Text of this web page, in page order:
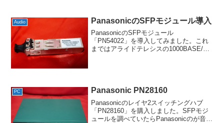
Audio PanasonicのSFPモジュール導入
PanasonicのSFPモジュール
「PN54022」を導入してみました。これ
まではアライドテレシスの1000BASE/SX
PC Panasonic PN28160
Panasonicのレイヤ2スイッチングハブ
「PN28160」を購入しました。SFPモジ
ュールを調べていたらPanasonicのが音が